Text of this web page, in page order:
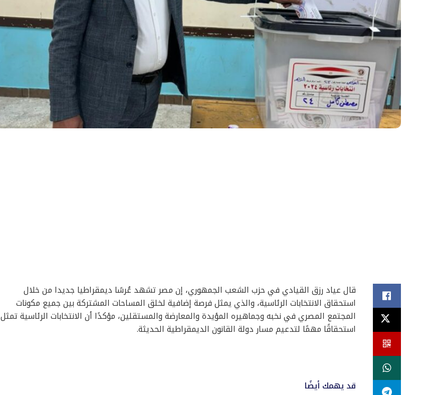
قال عياد رزق القيادي في حزب الشعب الجمهوري، إن مصر تشهد عُرسًا ديمقراطيا جديدا من خلال
استحقاق الانتخابات الرئاسية، والذي يمثل فرصة إضافية لخلق المساحات المشتركة بين جميع مكونات
المجتمع المصري في نخبه وجماهيره المؤيدة والمعارضة والمستقلين، مؤكدًا أن الانتخابات الرئاسية تمثل
استحقاقًا مهمًا لتدعيم مسار دولة القانون الديمقراطية الحديثة.
قد يهمك أيضًا